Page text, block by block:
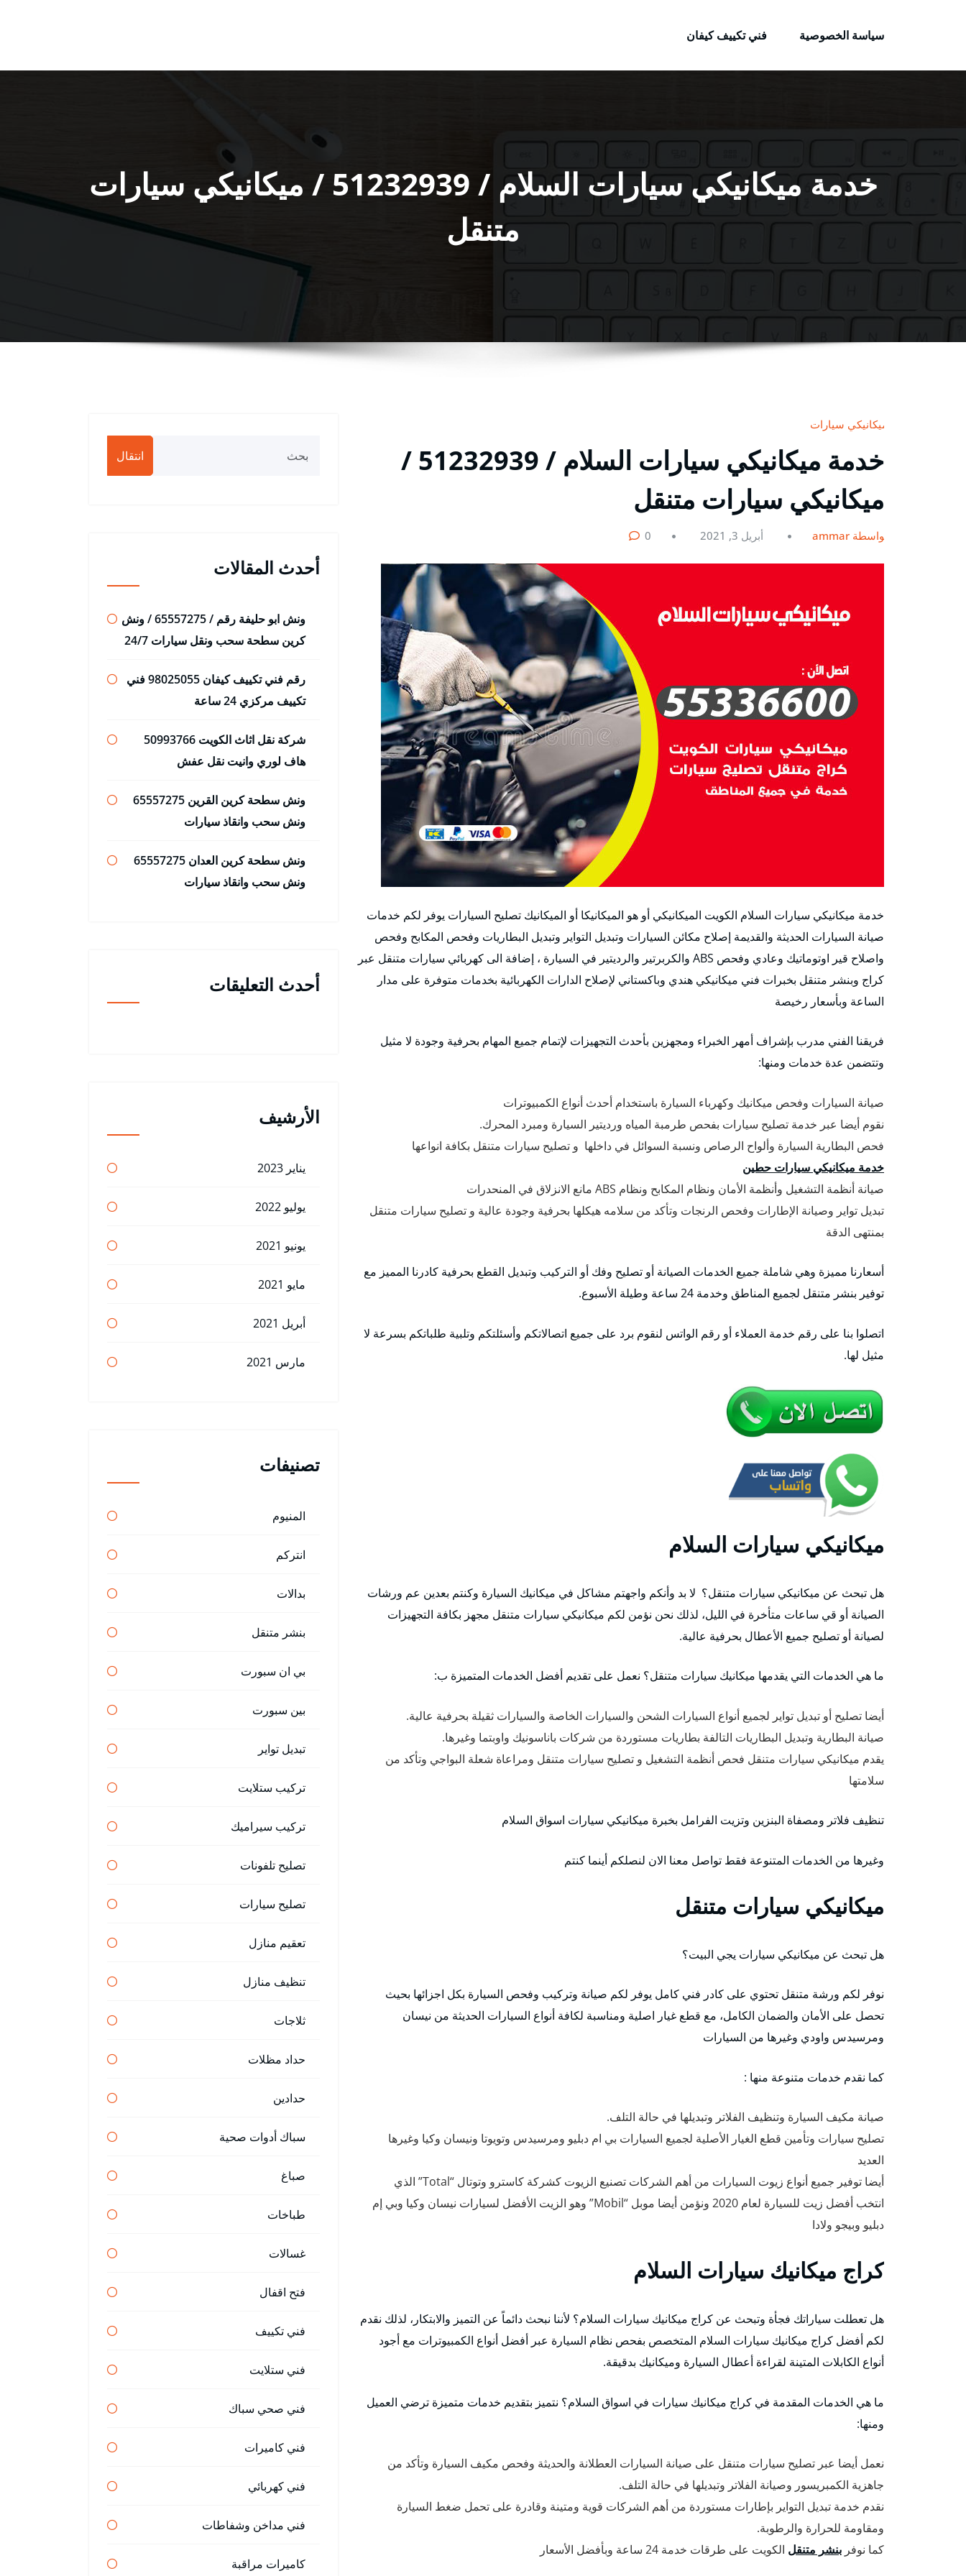
سياسة الخصوصية
فني تكييف كيفان
خدمة ميكانيكي سيارات السلام / 51232939‬ / ميكانيكي سيارات
متنقل
ميكانيكي سيارات
خدمة ميكانيكي سيارات السلام / 51232939‬ /
ميكانيكي سيارات متنقل
بواسطة ammar أبريل 3, 2021 0
خدمة ميكانيكي سيارات السلام الكويت الميكانيكي أو هو الميكانيكا أو الميكانيك تصليح السيارات يوفر لكم خدمات
صيانة السيارات الحديثة والقديمة إصلاح مكائن السيارات وتبديل التواير وتبديل البطاريات وفحص المكابح وفحص
واصلاح قير اوتوماتيك وعادي وفحص ABS والكربرتير والرديتير في السيارة ، إضافة الى كهربائي سيارات متنقل عبر
كراج وبنشر متنقل بخبرات فني ميكانيكي هندي وباكستاني لإصلاح الدارات الكهربائية بخدمات متوفرة على مدار
الساعة وبأسعار رخيصة
فريقنا الفني مدرب بإشراف أمهر الخبراء ومجهزين بأحدث التجهيزات لإتمام جميع المهام بحرفية وجودة لا مثيل
وتتضمن عدة خدمات ومنها:
صيانة السيارات وفحص ميكانيك وكهرباء السيارة باستخدام أحدث أنواع الكمبيوترات
نقوم أيضا عبر خدمة تصليح سيارات بفحص طرمبة المياه ورديتير السيارة ومبرد المحرك.
فحص البطارية السيارة وألواح الرصاص ونسبة السوائل في داخلها و تصليح سيارات متنقل بكافة انواعها
خدمة ميكانيكي سيارات حطين
صيانة أنظمة التشغيل وأنظمة الأمان ونظام المكابح ونظام ABS مانع الانزلاق في المنحدرات
تبديل تواير وصيانة الإطارات وفحص الرنجات وتأكد من سلامه هيكلها بحرفية وجودة عالية و تصليح سيارات متنقل
بمنتهى الدقة
أسعارنا مميزة وهي شاملة جميع الخدمات الصيانة أو تصليح وفك أو التركيب وتبديل القطع بحرفية كادرنا المميز مع
توفير بنشر متنقل لجميع المناطق وخدمة 24 ساعة وطيلة الأسبوع.
اتصلوا بنا على رقم خدمة العملاء أو رقم الواتس لنقوم برد على جميع اتصالاتكم وأسئلتكم وتلبية طلباتكم بسرعة لا
مثيل لها.
ميكانيكي سيارات السلام
هل تبحث عن ميكانيكي سيارات متنقل؟ لا بد وأنكم واجهتم مشاكل في ميكانيك السيارة وكنتم بعدين عم ورشات
الصيانة أو قي ساعات متأخرة في الليل، لذلك نحن نؤمن لكم ميكانيكي سيارات متنقل مجهز بكافة التجهيزات
لصيانة أو تصليح جميع الأعطال بحرفية عالية.
ما هي الخدمات التي يقدمها ميكانيك سيارات متنقل؟ نعمل على تقديم أفضل الخدمات المتميزة ب:
أيضا تصليح أو تبديل تواير لجميع أنواع السيارات الشحن والسيارات الخاصة والسيارات ثقيلة بحرفية عالية.
صيانة البطارية وتبديل البطاريات التالفة بطاريات مستوردة من شركات باناسونيك واوبتما وغيرها.
يقدم ميكانيكي سيارات متنقل فحص أنظمة التشغيل و تصليح سيارات متنقل ومراعاة شعلة البواجي وتأكد من
سلامتها
تنظيف فلاتر ومصفاة البنزين وتزيت الفرامل بخبرة ميكانيكي سيارات اسواق السلام
وغيرها من الخدمات المتنوعة فقط تواصل معنا الان لنصلكم أينما كنتم
ميكانيكي سيارات متنقل
هل تبحث عن ميكانيكي سيارات يجي البيت؟
نوفر لكم ورشة متنقل تحتوي على كادر فني كامل يوفر لكم صيانة وتركيب وفحص السيارة بكل اجزائها بحيث
تحصل على الأمان والضمان الكامل، مع قطع غيار اصلية ومناسبة لكافة أنواع السيارات الحديثة من نيسان
ومرسيدس واودي وغيرها من السيارات
كما نقدم خدمات متنوعة منها :
صيانة مكيف السيارة وتنظيف الفلاتر وتبديلها في حالة التلف.
تصليح سيارات وتأمين قطع الغيار الأصلية لجميع السيارات بي ام دبليو ومرسيدس وتويوتا ونيسان وكيا وغيرها
العديد
أيضا توفير جميع أنواع زيوت السيارات من أهم الشركات تصنيع الزيوت كشركة كاسترو وتوتال “Total” الذي
انتخب أفضل زيت للسيارة لعام 2020 ونؤمن أيضا موبل “Mobil” وهو الزيت الأفضل لسيارات نيسان وكيا وبي إم
دبليو وبيجو ولادا
كراج ميكانيك سيارات السلام
هل تعطلت سياراتك فجأة وتبحث عن كراج ميكانيك سيارات السلام؟ لأننا نبحث دائماً عن التميز والابتكار، لذلك نقدم
لكم أفضل كراج ميكانيك سيارات السلام المتخصص بفحص نظام السيارة عبر أفضل أنواع الكمبيوترات مع أجود
أنواع الكابلات المتينة لقراءة أعطال السيارة وميكانيك بدقيقة.
ما هي الخدمات المقدمة في كراج ميكانيك سيارات في اسواق السلام؟ نتميز بتقديم خدمات متميزة ترضي العميل
ومنها:
نعمل أيضا عبر تصليح سيارات متنقل على صيانة السيارات العطلانة والحديثة وفحص مكيف السيارة وتأكد من
جاهزية الكمبريسور وصيانة الفلاتر وتبديلها في حالة التلف.
نقدم خدمة تبديل التواير بإطارات مستوردة من أهم الشركات قوية ومتينة وقادرة على تحمل ضغط السيارة
ومقاومة للحرارة والرطوبة.
كما نوفر بنشر متنقل الكويت على طرقات خدمة 24 ساعة وبأفضل الأسعار
انتقال
أحدث المقالات
ونش ابو حليفة رقم / 65557275 / ونش
كرين سطحة سحب ونقل سيارات 24/7
رقم فني تكييف كيفان 98025055 فني
تكييف مركزي 24 ساعة
شركة نقل اثاث الكويت 50993766
هاف لوري وانيت نقل عفش
ونش سطحة كرين القرين 65557275
ونش سحب وانقاذ سيارات
ونش سطحة كرين العدان 65557275
ونش سحب وانقاذ سيارات
أحدث التعليقات
الأرشيف
يناير 2023
يوليو 2022
يونيو 2021
مايو 2021
أبريل 2021
مارس 2021
تصنيفات
المنيوم
انتركم
بدالات
بنشر متنقل
بي ان سبورت
بين سبورت
تبديل تواير
تركيب ستلايت
تركيب سيراميك
تصليح تلفونات
تصليح سيارات
تعقيم منازل
تنظيف منازل
ثلاجات
حداد مظلات
حدادين
سباك أدوات صحية
صباغ
طباخات
غسالات
فتح اقفال
فني تكييف
فني ستلايت
فني صحي سباك
فني كاميرات
فني كهربائي
فني مداخن وشفاطات
كاميرات مراقبة